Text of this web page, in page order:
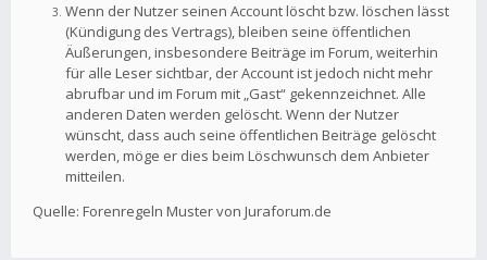
Wenn der Nutzer seinen Account löscht bzw. löschen lässt
(Kündigung des Vertrags), bleiben seine öffentlichen
Äußerungen, insbesondere Beiträge im Forum, weiterhin
für alle Leser sichtbar, der Account ist jedoch nicht mehr
abrufbar und im Forum mit „Gast“ gekennzeichnet. Alle
anderen Daten werden gelöscht. Wenn der Nutzer
wünscht, dass auch seine öffentlichen Beiträge gelöscht
werden, möge er dies beim Löschwunsch dem Anbieter
mitteilen.
Quelle: Forenregeln Muster von Juraforum.de